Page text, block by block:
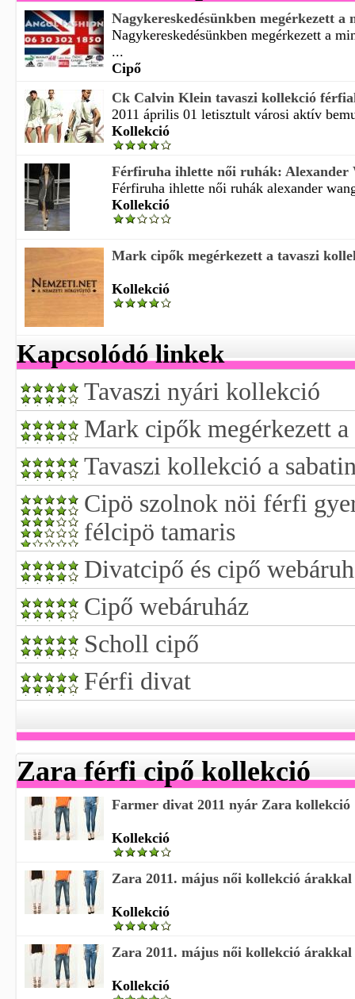
Nagykereskedésünkben megérkezett a
Nagykereskedésünkben megérkezett a
...
Cipő
Ck Calvin Klein tavaszi kollekció
2011 április 01 letisztult városi aktív
Kollekció
Férfiruha ihlette női ruhák: Alexander
Férfiruha ihlette női ruhák alexander
Kollekció
Mark cipők megérkezett a tavaszi
Kollekció
Kapcsolódó linkek
Tavaszi nyári kollekció
Mark cipők megérkezett
Tavaszi kollekció a
Cipö szolnok nöi férfi
félcipö tamaris
Divatcipő és cipő
Cipő webáruház
Scholl cipő
Férfi divat
Zara férfi cipő kollekció
Farmer divat 2011 nyár Zara kollekció
Kollekció
Zara 2011. május női kollekció árakkal
Kollekció
Zara 2011. május női kollekció árakkal
Kollekció